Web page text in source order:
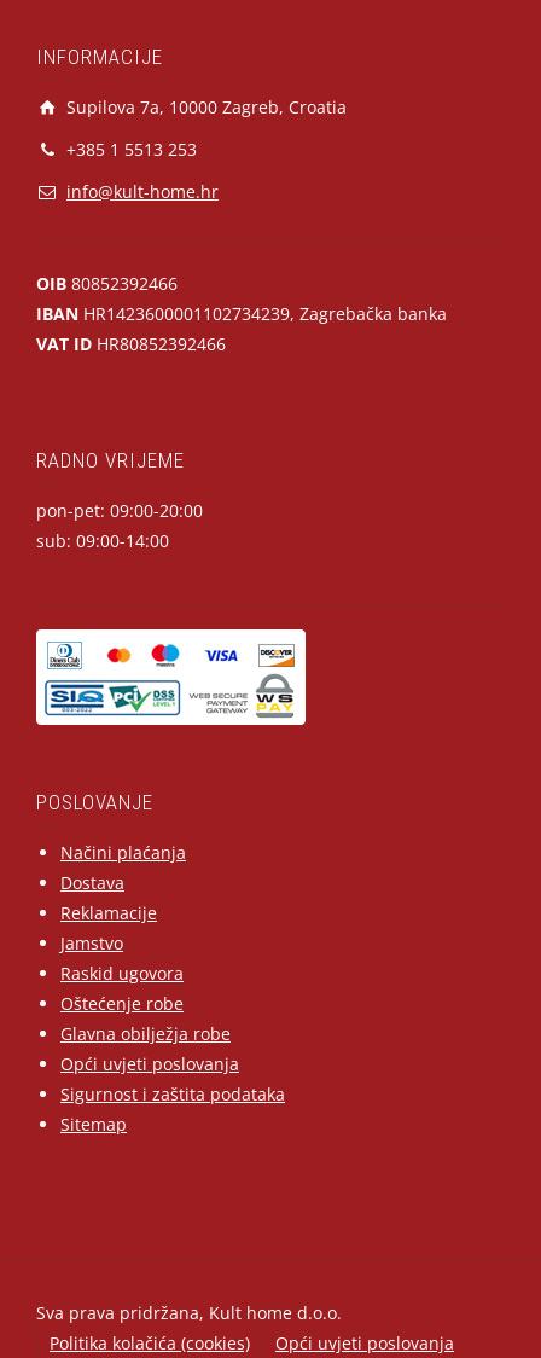
INFORMACIJE
Supilova 7a, 10000 Zagreb, Croatia
+385 1 5513 253
info@kult-home.hr
OIB 80852392466
IBAN HR1423600001102734239, Zagrebačka banka
VAT ID HR80852392466
RADNO VRIJEME
pon-pet: 09:00-20:00
sub: 09:00-14:00
POSLOVANJE
Načini plaćanja
Dostava
Reklamacije
Jamstvo
Raskid ugovora
Oštećenje robe
Glavna obilježja robe
Opći uvjeti poslovanja
Sigurnost i zaštita podataka
Sitemap
Sva prava pridržana, Kult home d.o.o.
Politika kolačića (cookies)
Opći uvjeti poslovanja